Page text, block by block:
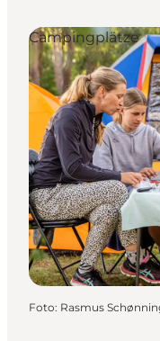
Essen
Unterkünfte
Nützliches
Campingplätze
Foto: Rasmus